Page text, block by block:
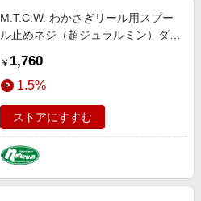
M.T.C.W. わかさぎリール用スプー
ル止めネジ（超ジュラルミン）ダイ
ズ用 チタンブルー
￥ 1,760
1.5%
ストアにすすむ